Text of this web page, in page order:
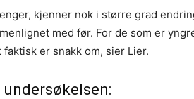
kjenner nok i større grad
med før. For de som er
er snakk om, sier Lier.